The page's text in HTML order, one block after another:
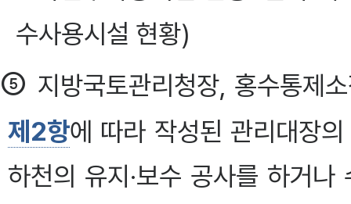
수사용시설 현황)
⑤ 지방국토관리청장, 홍수통제
제2항에 따라 작성된 관리대장
하천의 유지·보수 공사를 하거